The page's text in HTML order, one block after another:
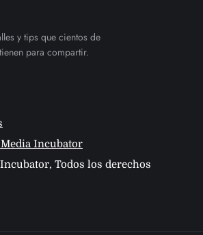
y tips que cientos de
para compartir.
Incubator
Todos los derechos